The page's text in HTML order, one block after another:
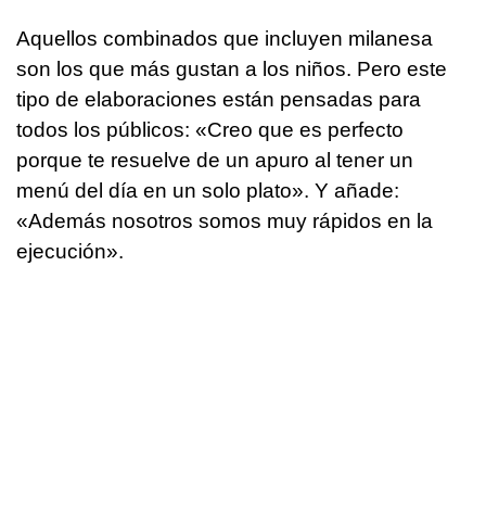
Aquellos combinados que incluyen milanesa
son los que más gustan a los niños. Pero este
tipo de elaboraciones están pensadas para
todos los públicos: «Creo que es perfecto
porque te resuelve de un apuro al tener un
menú del día en un solo plato». Y añade:
«Además nosotros somos muy rápidos en la
ejecución».